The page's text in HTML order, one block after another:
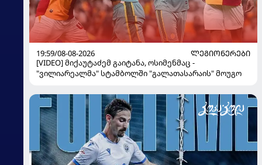
19:59/08-08-2026
ᲚᲔᲒᲘᲝᲜᲔᲠᲔᲑᲘ
[VIDEO] მიქაუტაძემ გაიტანა, ოსიმენმაც -
"ვილიარეალმა" სტამბოლში "გალათასარაის" მოუგო